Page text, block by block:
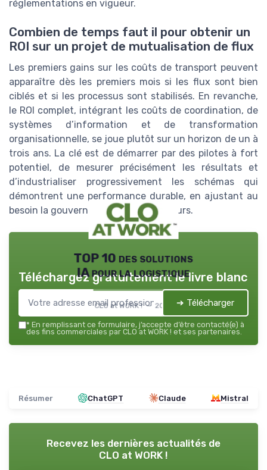
réglementations en vigueur.
Combien de temps faut il pour obtenir un
ROI sur un projet de mutualisation de flux
Les premiers gains sur les coûts de transport peuvent
apparaître dès les premiers mois si les flux sont bien
ciblés et si les processus sont stabilisés. En revanche,
le ROI complet, intégrant les coûts de coordination, de
systèmes d’information et de transformation
organisationnelle, se joue plutôt sur un horizon de un à
trois ans. La clé est de démarrer par des pilotes à fort
potentiel, de mesurer précisément les résultats et
d’industrialiser progressivement les schémas qui
démontrent une performance durable, en ajustant au
besoin la gouvernance et les indicateurs.
TOP 10 des solutions
IA pour la logistique
CLO at WORK ! — 2026
Téléchargez gratuitement le livre blanc
➔ Télécharger
* En remplissant ce formulaire, j’accepte d’être contacté(e) à
des fins commerciales par CLO at WORK ! et ses partenaires.
Résumer ChatGPT Claude Mistral
Recevez les dernières actualités de
CLO at WORK !